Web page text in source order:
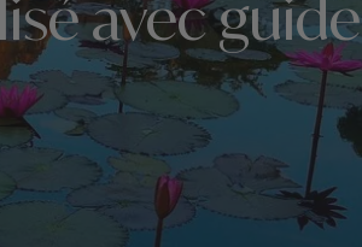
avec guide